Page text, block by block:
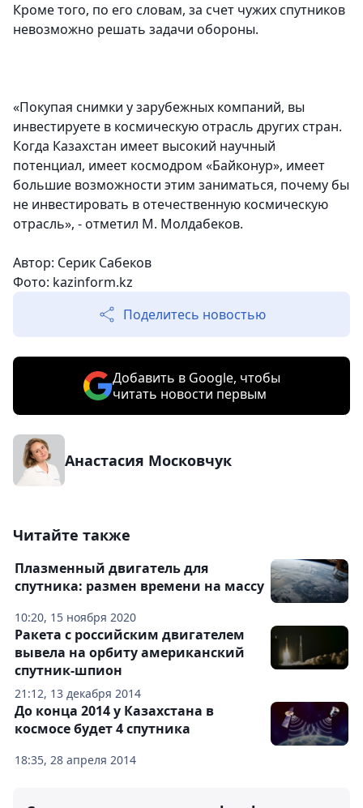
Кроме того, по его словам, за счет чужих спутников
невозможно решать задачи обороны.
«Покупая снимки у зарубежных компаний, вы
инвестируете в космическую отрасль других стран.
Когда Казахстан имеет высокий научный
потенциал, имеет космодром «Байконур», имеет
большие возможности этим заниматься, почему бы
не инвестировать в отечественную космическую
отрасль», - отметил М. Молдабеков.
Автор: Серик Сабеков
Фото: kazinform.kz
Поделитесь новостью
Добавить в Google, чтобы
читать новости первым
Анастасия Московчук
Читайте также
10:20, 15 ноября 2020
Плазменный двигатель для
спутника: размен времени на массу
21:12, 13 декабря 2014
Ракета с российским двигателем
вывела на орбиту американский
спутник-шпион
18:35, 28 апреля 2014
До конца 2014 у Казахстана в
космосе будет 4 спутника